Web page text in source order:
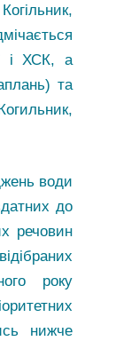
і ХСК, а
та
води
до
речовин
року
нижче